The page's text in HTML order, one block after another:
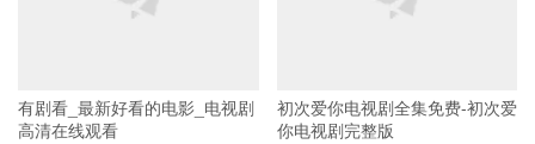
有剧看_最新好看的电影_电视剧
高清在线观看
初次爱你电视剧全集免费-初次爱
你电视剧完整版